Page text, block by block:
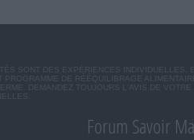
SONT DES EXPÉRIENCES
PROGRAMME DE RÉÉQUILIBRAGE
DEMANDEZ TOUJOURS L'AVIS DE
Forum Savoir